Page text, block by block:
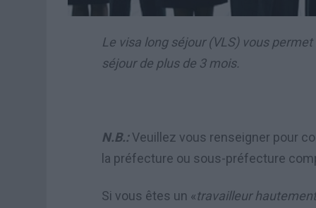
Le visa long séjour (VLS) vous
séjour de plus de 3 mois.
N.B.:Veuillez vous renseigner pour
la préfecture ou sous-préfecture
Si vous êtes un «travailleur